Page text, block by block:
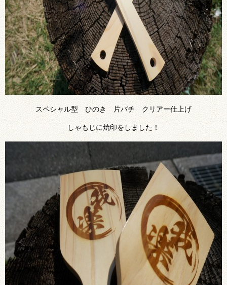
スペシャル型 ひのき 片バチ クリアー仕上げ
しゃもじに焼印をしました！